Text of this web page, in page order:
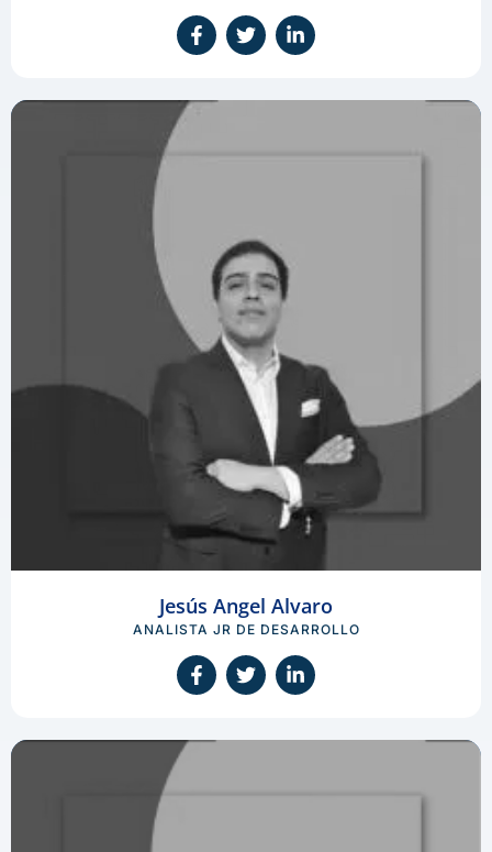
Jesús Angel Alvaro
ANALISTA JR DE DESARROLLO